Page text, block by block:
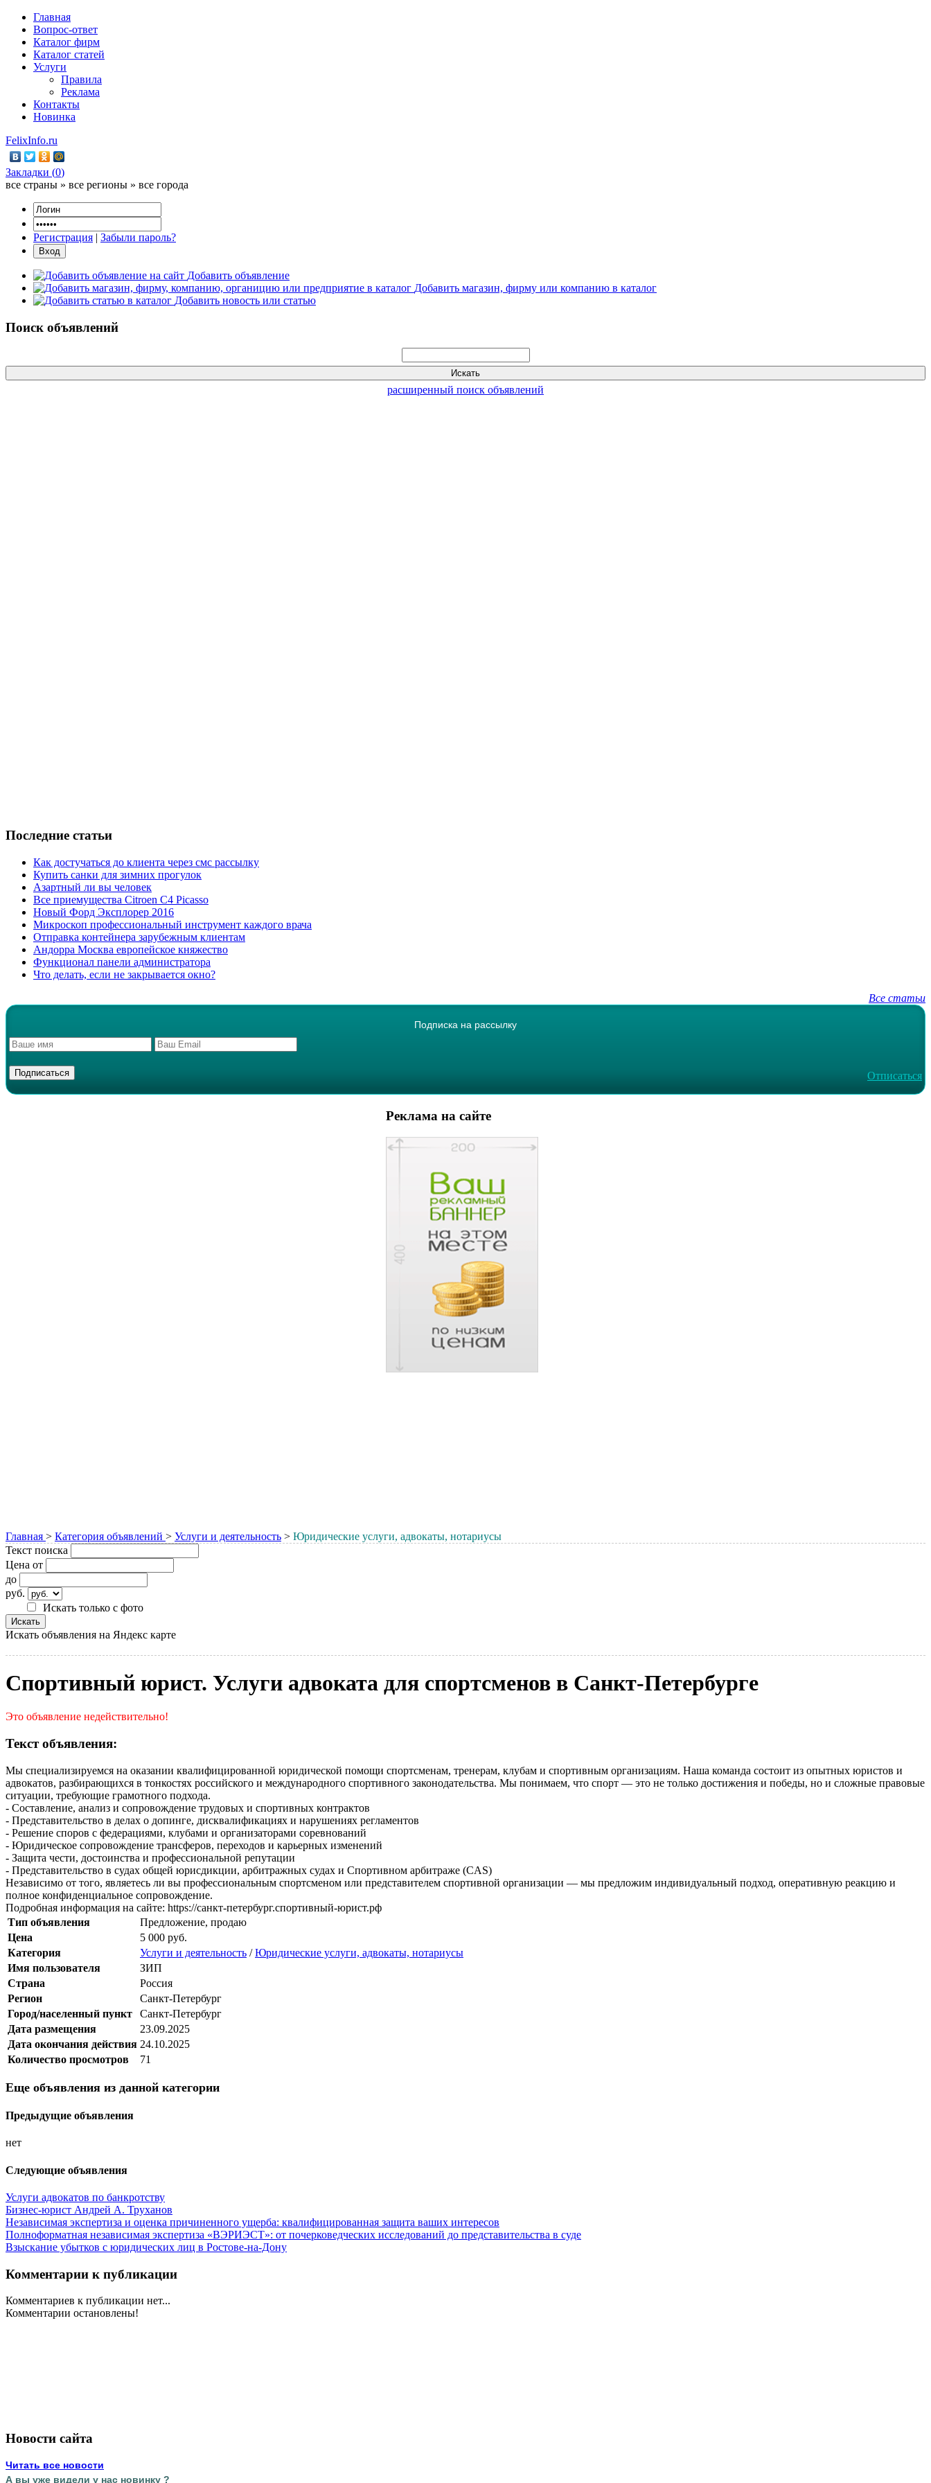
Главная
Вопрос-ответ
Каталог фирм
Каталог статей
Услуги
Правила
Реклама
Контакты
Новинка
FelixInfo.ru
Закладки (0)
все страны » все регионы » все города
Регистрация | Забыли пароль?
Добавить объявление
Добавить магазин, фирму или компанию в каталог
Добавить новость или статью
Поиск объявлений
расширенный поиск объявлений
Последние статьи
Как достучаться до клиента через смс рассылку
Купить санки для зимних прогулок
Азартный ли вы человек
Все приемущества Сitroen C4 Picasso
Новый Форд Эксплорер 2016
Микроскоп профессиональный инструмент каждого врача
Отправка контейнера зарубежным клиентам
Андорра Москва европейское княжество
Функционал панели администратора
Что делать, если не закрывается окно?
Все статьи
Подписка на рассылку
Отписаться
Реклама на сайте
Главная > Категория объявлений > Услуги и деятельность > Юридические услуги, адвокаты, нотариусы
Текст поиска
Цена от
до
руб.
Искать только с фото
Искать объявления на Яндекс карте
Спортивный юрист. Услуги адвоката для спортсменов в Санкт-Петербурге
Это объявление недействительно!
Текст объявления:
Мы специализируемся на оказании квалифицированной юридической помощи спортсменам, тренерам, клубам и спортивным организациям. Наша команда состоит из опытных юристов и
адвокатов, разбирающихся в тонкостях российского и международного спортивного законодательства. Мы понимаем, что спорт — это не только достижения и победы, но и сложные правовые
ситуации, требующие грамотного подхода.
- Составление, анализ и сопровождение трудовых и спортивных контрактов
- Представительство в делах о допинге, дисквалификациях и нарушениях регламентов
- Решение споров с федерациями, клубами и организаторами соревнований
- Юридическое сопровождение трансферов, переходов и карьерных изменений
- Защита чести, достоинства и профессиональной репутации
- Представительство в судах общей юрисдикции, арбитражных судах и Спортивном арбитраже (CAS)
Независимо от того, являетесь ли вы профессиональным спортсменом или представителем спортивной организации — мы предложим индивидуальный подход, оперативную реакцию и
полное конфиденциальное сопровождение.
Подробная информация на сайте: https://санкт-петербург.спортивный-юрист.рф
Тип объявления
Предложение, продаю
Цена
5 000 руб.
Категория
Услуги и деятельность /Юридические услуги, адвокаты, нотариусы
Имя пользователя
ЗИП
Страна
Россия
Регион
Санкт-Петербург
Город/населенный пункт
Санкт-Петербург
Дата размещения
23.09.2025
Дата окончания действия 24.10.2025
Количество просмотров
71
Еще объявления из данной категории
Предыдущие объявления
нет
Следующие объявления
Услуги адвокатов по банкротству
Бизнес-юрист Андрей А. Труханов
Независимая экспертиза и оценка причиненного ущерба: квалифицированная защита ваших интересов
Полноформатная независимая экспертиза «ВЭРИЭСТ»: от почерковедческих исследований до представительства в суде
Взыскание убытков с юридических лиц в Ростове-на-Дону
Комментарии к публикации
Комментариев к публикации нет...
Комментарии остановлены!
Новости сайта
Читать все новости
А вы уже видели у нас новинку ?